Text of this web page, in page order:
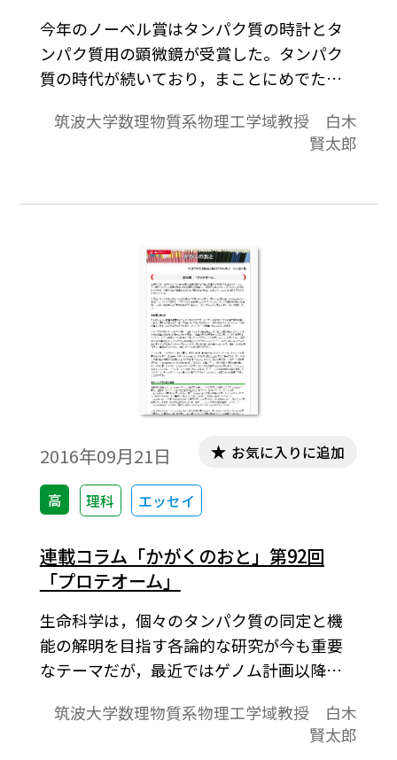
今年のノーベル賞はタンパク質の時計とタ
ンパク質用の顕微鏡が受賞した。タンパク
質の時代が続いており，まことにめでたい
たクライオ電子顕微鏡の技術革新について
は，２年前に「かがくのおと」に紹介して
筑波大学数理物質系物理工学域教授 白木
賢太郎
2016年09月21日
高 理科 エッセイ
お気に入りに追加
連載コラム「かがくのおと」第92回
「プロテオーム」
生命科学は，個々のタンパク質の同定と機
能の解明を目指す各論的な研究が今も重要
なテーマだが，最近ではゲノム計画以降の
タンパク質といった物質レベルから，代謝
や老化や脳機能などのより高次の生命現象
筑波大学数理物質系物理工学域教授 白木
賢太郎